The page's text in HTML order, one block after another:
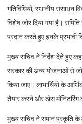
गतिविधियों, स्थानीय संसाधन
विशेष जोर दिया गया है।
प्रदान करते हुए इनके प्रभावी
मुख्य सचिव ने निर्देश देते हुए
सरकार की अन्य योजनाओं से
किया जाए। लाभार्थियों के
तैयार करने और ठोस मॉनिटरिंग
मुख्य सचिव ने समान प्रकृति के